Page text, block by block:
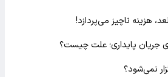
هزینه ناچیز می‌پردازد!
جریان پایداری؛ علت چیست؟
نمی‌شود؟